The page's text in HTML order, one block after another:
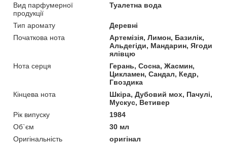
Вид парфумерної
продукції
Туалетна вода
Тип аромату
Деревні
Початкова нота
Артемізія, Лимон, Базилік,
Альдегіди, Мандарин, Ягоди
ялівцю
Нота серця
Герань, Сосна, Жасмин,
Цикламен, Сандал, Кедр,
Гвоздика
Кінцева нота
Шкіра, Дубовий мох, Пачулі,
Мускус, Ветивер
Рік випуску
1984
Об`єм
30 мл
Оригінальність
оригінал